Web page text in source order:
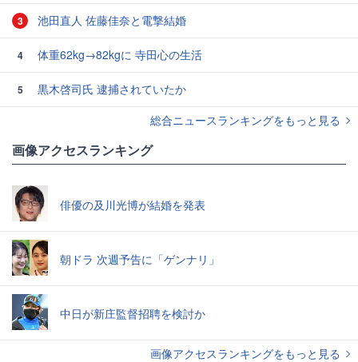
3 池田直人 佐藤佳奈と電撃結婚
4 体重62kg→82kgに 寺田心の生活
5
黒木啓司氏 逮捕されていたか
総合ニュースランキングをもっと見る
画像アクセスランキング
俳優の及川光博が結婚を発表
朝ドラ 次週予告に「ゲンナリ」
中日が新庄監督招聘を検討か
画像アクセスランキングをもっと見る